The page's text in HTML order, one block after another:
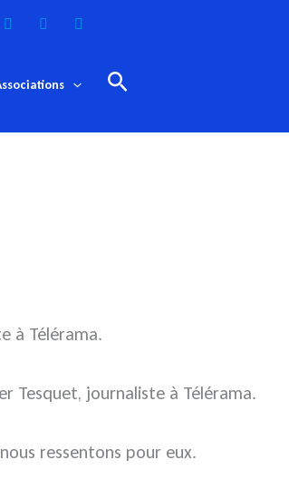
Rechercher
à Télérama.
Tesquet, journaliste à Télérama.
ressentons pour eux.